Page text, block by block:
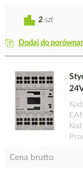
Dodaj do
2 szt
Kod
Cena brutto